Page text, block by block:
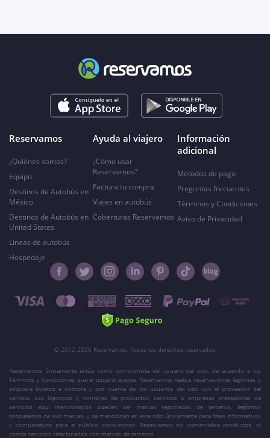
Reservamos
¿Quiénes somos?
Equipo
Destinos de Autobús en
México
Destinos de Autobús en
United States
Líneas de autobús
Hospedaje
Ayuda al viajero
¿Cómo usar
Reservamos?
Factura tu compra
Viajes en autobús
Coberturas Reservamos
Información
adicional
Métodos de pago
Preguntas frecuentes
Términos y Condiciones
Aviso de Privacidad
© 2012-2026 Reservamos. Todos los derechos reservados.
Reservamos únicamente actúa como comisionista del usuario del sitio, de acuerdo a los
Términos y Condiciones que el usuario acepta. Reservamos realiza reservaciones legítimas y
adquiere boletos a nombre y por cuenta de los usuarios del sitio con el proveedor del
servicio. Los logotipos y nombres de productos, servicios o empresas prestadoras de
servicios aquí mencionados pueden ser marcas registradas de terceros, legítimos
propietarios de sus marcas, y se mencionan en este sitio únicamente para fines informativos
y comparativos para el público consumidor. Reservamos no comercializa productos, ni
presta servicios relacionados con marcas de terceros.